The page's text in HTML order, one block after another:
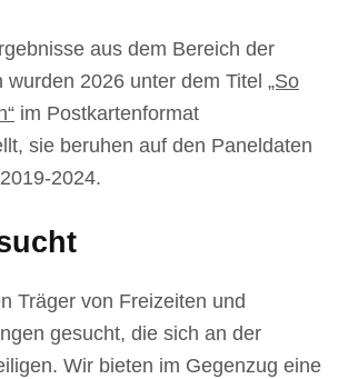
aus dem Bereich der
2026 unter dem Titel „So
im Postkartenformat
sie beruhen auf den Paneldaten
2024.
Träger von Freizeiten und
gesucht, die sich an der
Wir bieten im Gegenzug eine